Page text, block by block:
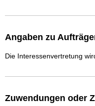
Angaben zu
Die Interessenvertretung
Zuwendungen oder